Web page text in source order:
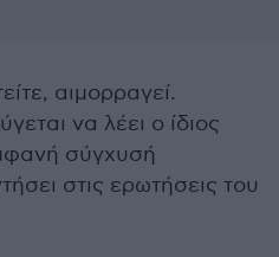
αιμορραγεί.
να λέει ο ίδιος
σύγχυσή
στις ερωτήσεις του